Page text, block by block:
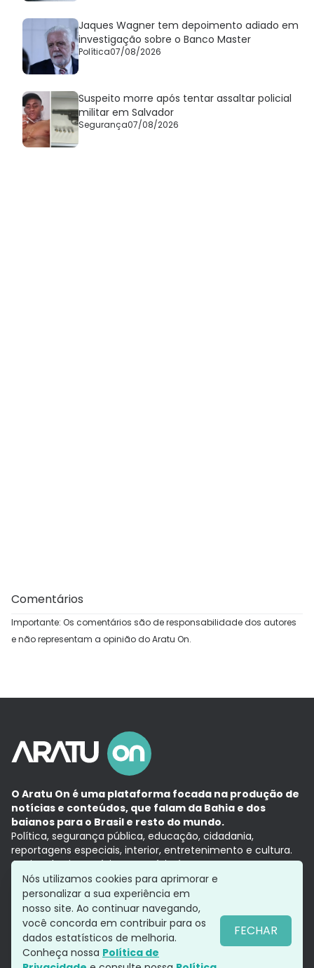
Jaques Wagner tem depoimento adiado em
investigação sobre o Banco Master
Política07/08/2026
Suspeito morre após tentar assaltar policial
militar em Salvador
Segurança07/08/2026
Comentários
Importante: Os comentários são de responsabilidade dos autores
e não representam a opinião do Aratu On.
O Aratu On é uma plataforma focada na produção de
notícias e conteúdos, que falam da Bahia e dos
baianos para o Brasil e resto do mundo.
Política, segurança pública, educação, cidadania,
reportagens especiais, interior, entretenimento e cultura.
Aqui, tudo vira notícia e a notícia é no tempo presente,
com a credibilidade do Grupo Aratu.
Grupo Aratu
Política de privacidade
Siga-nos
Nós utilizamos cookies para aprimorar e
personalizar a sua experiência em
nosso site. Ao continuar navegando,
você concorda em contribuir para os
dados estatísticos de melhoria.
Conheça nossa Política de
FECHAR